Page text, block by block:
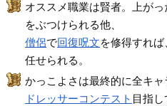
オススメ職業は賢者。上が
をぶつけられる他、
僧侶で回復呪文を修得すれ
任せられる。
かっこよさは最終的に全キ
ドレッサーコンテスト 目指し